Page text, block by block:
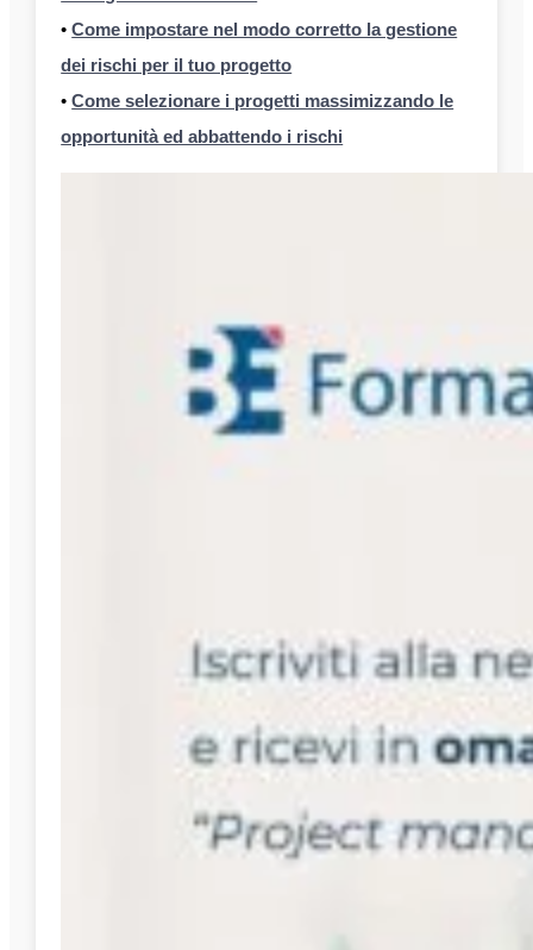
•Come impostare nel modo corretto la gestione
dei rischi per il tuo progetto
•Come selezionare i progetti massimizzando le
opportunità ed abbattendo i rischi